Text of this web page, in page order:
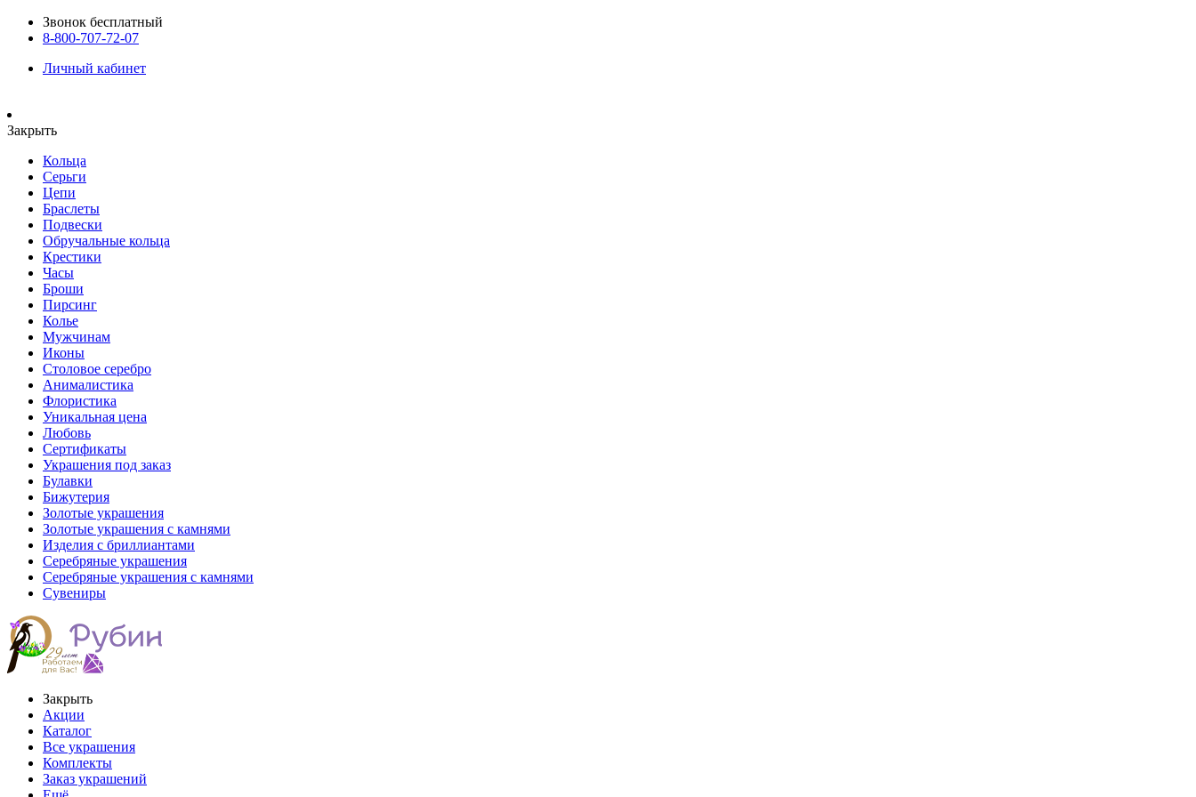
Звонок бесплатный
8-800-707-72-07
Личный кабинет
Закрыть
Кольца
Серьги
Цепи
Браслеты
Подвески
Обручальные кольца
Крестики
Часы
Броши
Пирсинг
Колье
Мужчинам
Иконы
Столовое серебро
Анималистика
Флористика
Уникальная цена
Любовь
Сертификаты
Украшения под заказ
Булавки
Бижутерия
Золотые украшения
Золотые украшения с камнями
Изделия с бриллиантами
Серебряные украшения
Серебряные украшения с камнями
Сувениры
Закрыть
Акции
Каталог
Все украшения
Комплекты
Заказ украшений